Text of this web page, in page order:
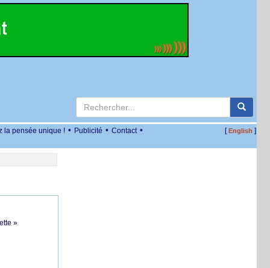
la pensée unique ! • Publicité • Contact • [English ]
»